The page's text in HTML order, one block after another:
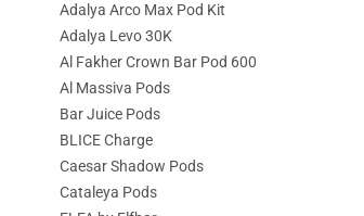
Adalya Arco Max Pod Kit
Adalya Levo 30K
Al Fakher Crown Bar Pod 600
Al Massiva Pods
Bar Juice Pods
BLICE Charge
Caesar Shadow Pods
Cataleya Pods